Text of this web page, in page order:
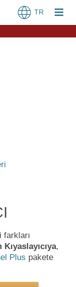
TR
farkları
,
Plus pakete